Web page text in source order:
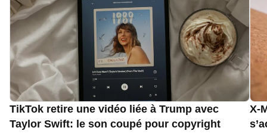
TikTok retire une vidéo liée à Trump avec
Taylor Swift: le son coupé pour copyright
X-